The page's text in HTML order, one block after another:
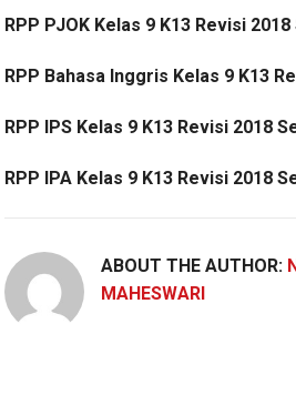
RPP PJOK Kelas 9 K13 Revisi
RPP Bahasa Inggris Kelas 9 K13
RPP IPS Kelas 9 K13 Revisi 2018
RPP IPA Kelas 9 K13 Revisi 2018
ABOUT THE AUTHOR:
MAHESWARI